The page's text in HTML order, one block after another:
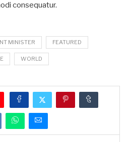
consequatur.
MINISTER FEATURED
WORLD